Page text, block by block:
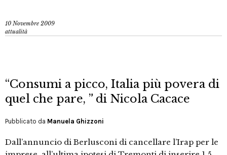
10 Novembre 2009
attualità
“Consumi a picco, Italia più povera di
quel che pare, ” di Nicola Cacace
Pubblicato da Manuela Ghizzoni
Dall’annuncio di Berlusconi di cancellare l’Irap per le